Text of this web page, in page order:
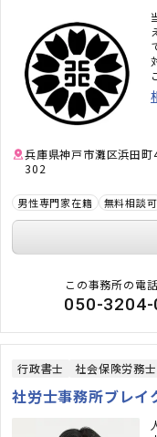
兵庫県神戸市灘区浜田
302
男性専門家在籍 無料相談可
この事務所の電
050-3204-
行政書士 社会保険労務士
社労士事務所ブレイ